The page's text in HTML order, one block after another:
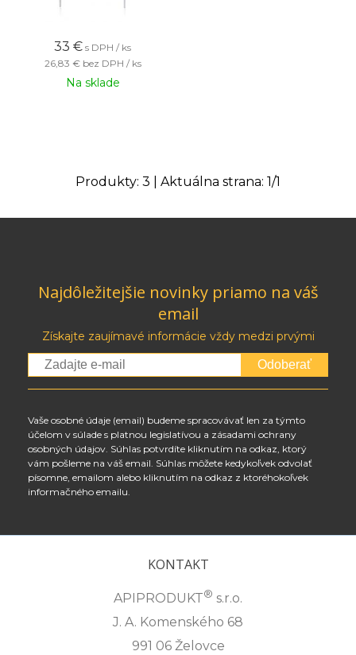
33 € s DPH / ks
26,83 € bez DPH / ks
Na sklade
Produkty: 3 | Aktuálna strana: 1/1
Najdôležitejšie novinky priamo na váš
email
Získajte zaujímavé informácie vždy medzi prvými
Odoberať
Vaše osobné údaje (email) budeme spracovávať len za týmto
účelom v súlade s platnou legislatívou a zásadami ochrany
osobných údajov. Súhlas potvrdíte kliknutím na odkaz, ktorý
vám pošleme na váš email. Súhlas môžete kedykoľvek odvolať
písomne, emailom alebo kliknutím na odkaz z ktoréhokoľvek
informačného emailu.
KONTAKT
APIPRODUKT® s.r.o.
J. A. Komenského 68
991 06 Želovce